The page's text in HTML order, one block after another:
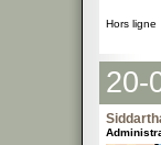
Hors ligne
20-